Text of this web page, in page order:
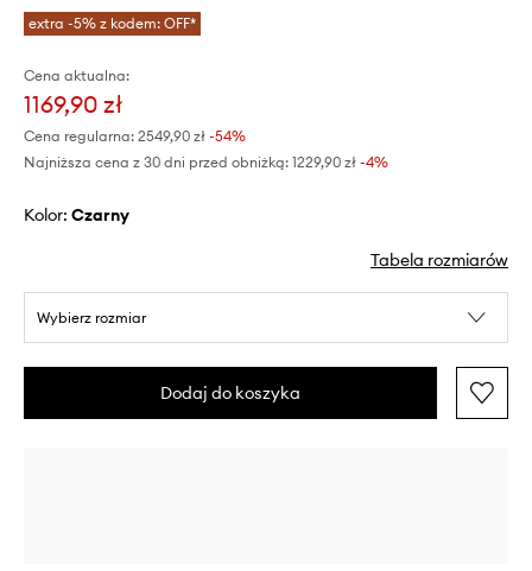
extra -5% z kodem: OFF*
Cena aktualna:
1169,90 zł
Cena regularna: 2549,90 zł -54%
Najniższa cena z 30 dni przed obniżką: 1229,90 zł -4%
Kolor: czarny
Tabela rozmiarów
Wybierz rozmiar
Dodaj do koszyka